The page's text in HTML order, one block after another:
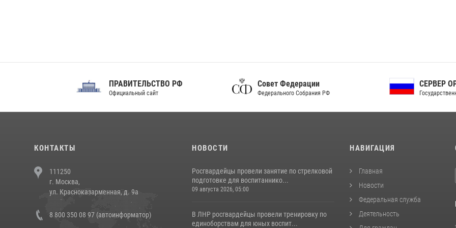
ПРАВИТЕЛЬСТВО РФ
Официальный сайт
Совет Федерации
Федерального Собрания РФ
СЕРВЕР ОРГАНОВ
Государственной власти РФ
КОНТАКТЫ
111250
г. Москва,
ул. Красноказарменная, д. 9а
8 800 350 08 97 (автоинформатор)
НОВОСТИ
Росгвардейцы провели занятие по стрелковой
подготовке для воспитаннико...
09 августа 2026, 05:00
В ЛНР росгвардейцы провели тренировку по
единоборствам для юных воспит...
НАВИГАЦИЯ
Главная
Новости
Федеральная служба
Деятельность